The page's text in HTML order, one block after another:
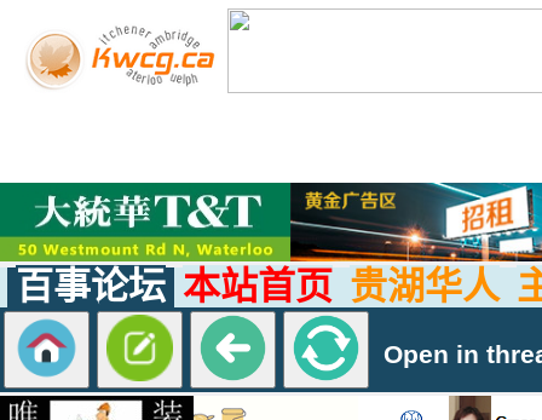
百事论坛 本站首页 贵湖华人
Open in